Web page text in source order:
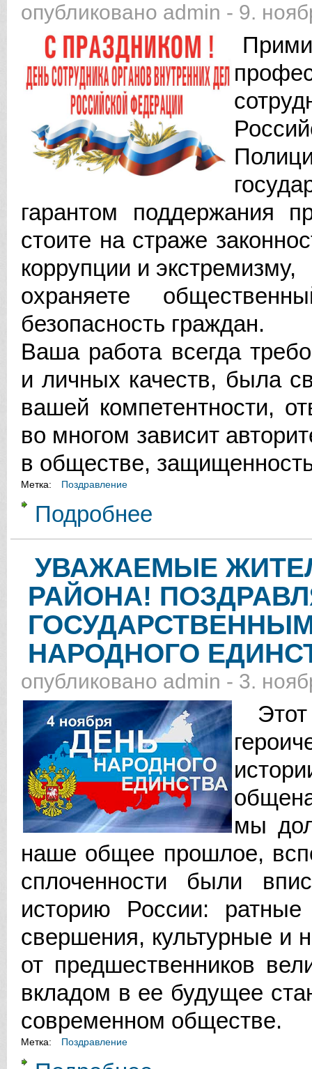
опубликовано admin - 9.
гарантом поддержания
стоите на страже
коррупции и экстремизму,
охра­няете
безопасность граждан.
Ваша работа всегда
и личных качеств, была
вашей компетентности,
во многом зависит
в обществе,
Метка: Поздравление
Подробнее
УВАЖАЕМЫЕ
РАЙОНА!
НАРОДНОГО
опубликовано admin - 3.
мы
наше общее прошлое,
сплоченности были
историю России: ратные
свершения, культурные и
от предшественников
вкладом в ее будущее
современном обществе.
Метка: Поздравление